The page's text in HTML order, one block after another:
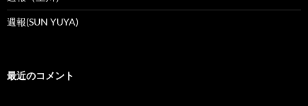
週報(SUN YUYA)
最近のコメント